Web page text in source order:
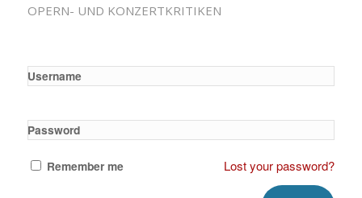
OPERN- UND KONZERTKRITIKEN
Username
Password
Remember me Lost your password?